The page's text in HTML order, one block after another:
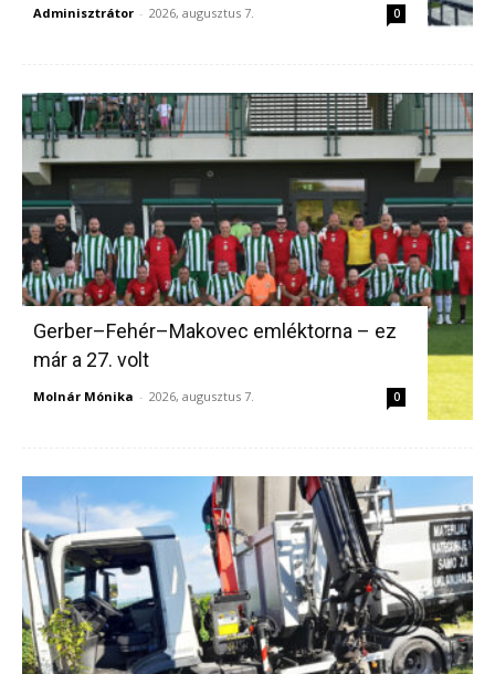
Adminisztrátor - 2026, augusztus 7. 0
Gerber–Fehér–Makovec emléktorna – ez
már a 27. volt
Molnár Mónika - 2026, augusztus 7. 0